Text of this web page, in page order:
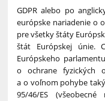
GDPR alebo po
európske nariadenie o
pre všetky štáty
štát Európskej únie.
Európskeho
o ochrane fyzických
a o voľnom pohybe
95/46/ES